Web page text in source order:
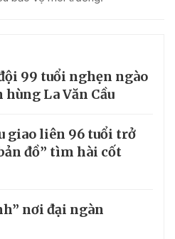
99 tuổi nghẹn ngào
La Văn Cầu
giao liên 96 tuổi trở
đồ” tìm hài cốt
nơi đại ngàn